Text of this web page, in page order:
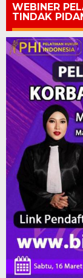
WEBINER
TINDAK